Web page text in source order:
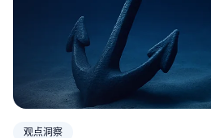
观点洞察